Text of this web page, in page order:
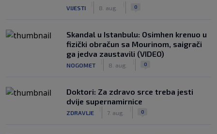
VIJESTI 8. aug. 0
Skandal u Istanbulu: Osimhen krenuo u
fizički obračun sa Mourinom, saigrači
ga jedva zaustavili (VIDEO)
NOGOMET 8. aug. 0
Doktori: Za zdravo srce treba jesti
dvije supernamirnice
ZDRAVLJE 7. aug. 0